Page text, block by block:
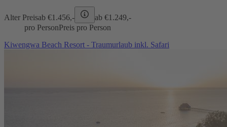
Alter Preisab €1.456,- ab €1.249,-
pro PersonPreis pro Person
Kiwengwa Beach Resort - Traumurlaub inkl. Safari